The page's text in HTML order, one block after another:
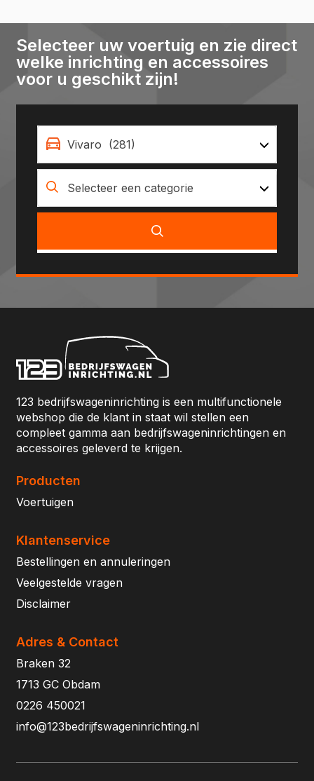
Selecteer uw voertuig en zie direct
welke inrichting en accessoires
voor u geschikt zijn!
Vivaro (281)
Selecteer een categorie
123 bedrijfswageninrichting is een multifunctionele
webshop die de klant in staat wil stellen een
compleet gamma aan bedrijfswageninrichtingen en
accessoires geleverd te krijgen.
Producten
Voertuigen
Klantenservice
Bestellingen en annuleringen
Veelgestelde vragen
Disclaimer
Adres & Contact
Braken 32
1713 GC Obdam
0226 450021
info@123bedrijfswageninrichting.nl